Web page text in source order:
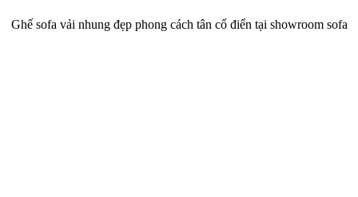
Ghế sofa vải nhung đẹp phong cách tân cổ điển tại showroom sofa